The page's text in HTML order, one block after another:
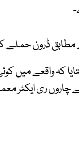
ڈرون حملے
کہ واقعے میں
چاروں ری ایکٹر